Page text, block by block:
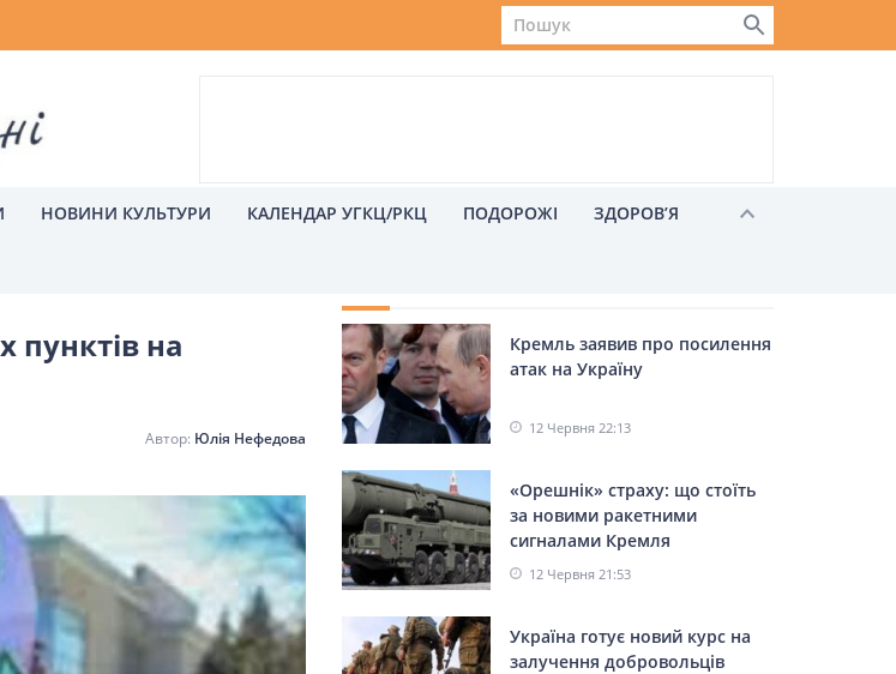
НОВИНИ КУЛЬТУРИ КАЛЕНДАР УГКЦ/РКЦ ПОДОРОЖІ ЗДОРОВ’Я
Київ Львів
пунктів на
Юлія Нефедова
Кремль заявив про посилення
атак на Україну
12 Червня 22:13
«Орешнік» страху: що стоїть
за новими ракетними
сигналами Кремля
12 Червня 21:53
Україна готує новий курс на
залучення добровольців